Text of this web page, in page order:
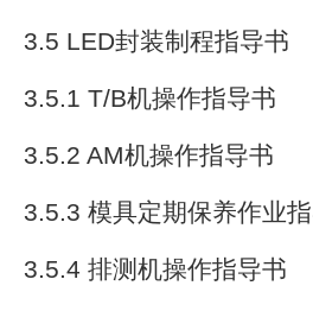
3.5 LED封装制程指导书
3.5.1 T/B机操作指导书
3.5.2 AM机操作指导书
3.5.3 模具定期保养作业
3.5.4 排测机操作指导书